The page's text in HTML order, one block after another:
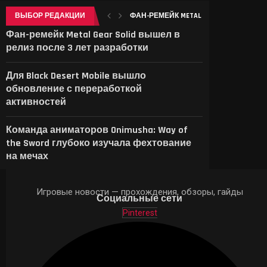
ВЫБОР РЕДАКЦИИ ФАН-РЕМЕЙК METAL GEAR SOLID
Фан-ремейк Metal Gear Solid вышел в
релиз после 3 лет разработки
Для Black Desert Mobile вышло
обновление с переработкой
активностей
Команда аниматоров Onimusha: Way of
the Sword глубоко изучала фехтование
на мечах
Игровые новости — прохождения, обзоры, гайды
Социальные сети
Pinterest